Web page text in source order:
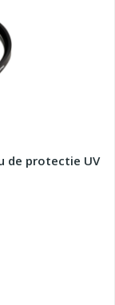
de protectie UV